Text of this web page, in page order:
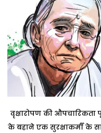
वृक्षारोपण की औपचारिकता
के बहाने एक सुरक्षाकर्मी के